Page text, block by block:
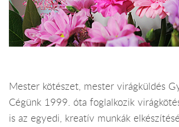
Mester kötészet, mester virágküldés
Cégünk 1999. óta foglalkozik
is az egyedi, kreatív munkák